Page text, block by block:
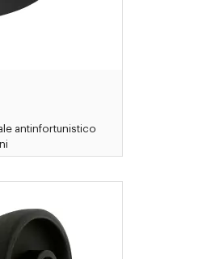
antinfortunistico